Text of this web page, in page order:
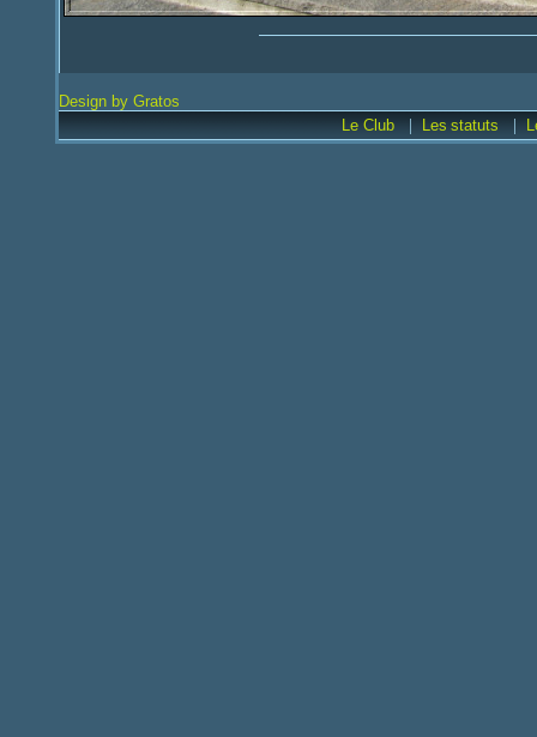
Design by Gratos
Le Club
| Les statuts |